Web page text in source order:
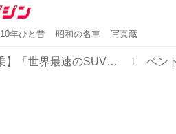
10年ひと昔 昭和の名車 写真蔵
【試乗】「世界最速のSUV」ベントレー ベンテイガ スピードに乗ってみた！